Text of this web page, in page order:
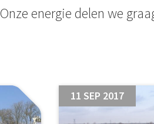
Onze energie delen we
11 SEP 2017